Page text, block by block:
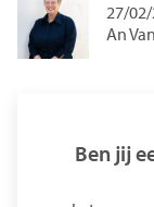
27/
An
Ben jij